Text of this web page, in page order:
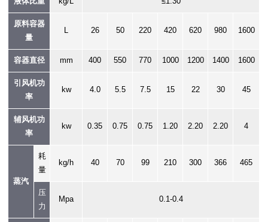
原料容器
量
26 50 220 420 620 980 1600
容器直径 mm 400 550 770 1000 1200 1400 1600
引风机功
率
kw 4.0 5.5 7.5 15 22 30 45
辅风机功
率
kw 0.35 0.75 0.75 1.20 2.20 2.20 4
蒸汽
耗
量
kg/h 40 70 99 210 300 366 465
压
力
Mpa 0.1-0.4